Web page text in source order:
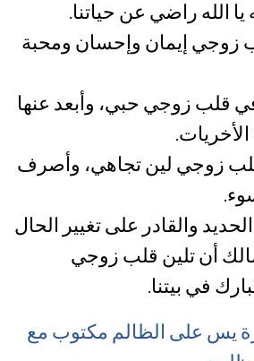
يا الله راضي عن حياتنا.
زوجي إيمان وإحسان ومحبة
قلب زوجي حبي، وأبعد عنها
زوجي لين تجاهي، وأصرف
والقادر على تغيير الحال
أن تلين قلب زوجي
في بيتنا.
يس على الظالم مكتوب مع